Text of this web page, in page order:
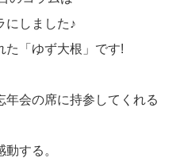
にしました♪
た「ゆず大根」です!
年会の席に持参してくれる
する。